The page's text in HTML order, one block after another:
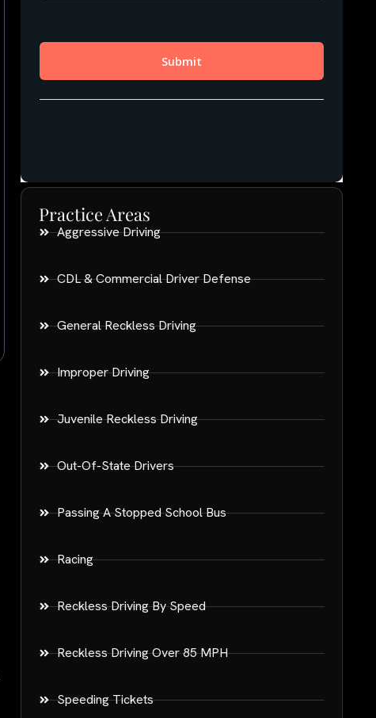
Practice Areas
Aggressive Driving
CDL & Commercial Driver Defense
General Reckless Driving
Improper Driving
Juvenile Reckless Driving
Out-Of-State Drivers
Passing A Stopped School Bus
Racing
Reckless Driving By Speed
Reckless Driving Over 85 MPH
Speeding Tickets